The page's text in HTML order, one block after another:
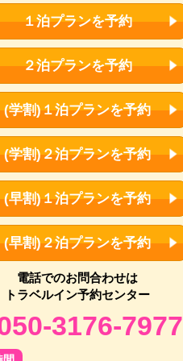
１泊プランを予約
２泊プランを予約
(学割)１泊プランを予約
(学割)２泊プランを予約
(早割)１泊プランを予約
(早割)２泊プランを予約
電話でのお問合わせは
トラベルイン予約センター
3176-7977